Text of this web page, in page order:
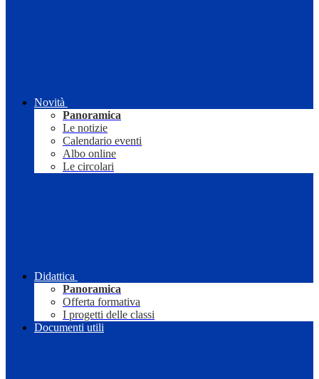
Novità
Panoramica
Le notizie
Calendario eventi
Albo online
Le circolari
Didattica
Panoramica
Offerta formativa
I progetti delle classi
Documenti utili